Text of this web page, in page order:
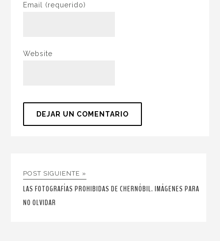
Email (requerido)
Website
POST SIGUIENTE »
LAS FOTOGRAFÍAS PROHIBIDAS DE CHERNÓBIL. IMÁGENES PARA
NO OLVIDAR